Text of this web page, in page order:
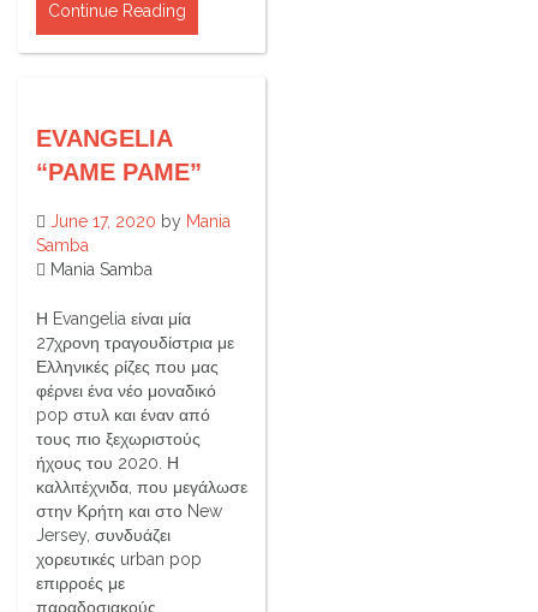
Continue Reading
EVANGELIA
“PAME PAME”
June 17, 2020 by Mania
Samba
Mania Samba
Η Evangelia είναι μία
27χρονη τραγουδίστρια με
Ελληνικές ρίζες που μας
φέρνει ένα νέο μοναδικό
pop στυλ και έναν από
τους πιο ξεχωριστούς
ήχους του 2020. Η
καλλιτέχνιδα, που μεγάλωσε
στην Κρήτη και στο New
Jersey, συνδυάζει
χορευτικές urban pop
επιρροές με
παραδοσιακούς